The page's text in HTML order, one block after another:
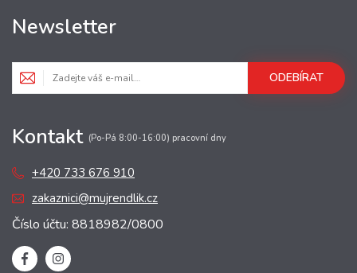
Newsletter
ODEBÍRAT
Kontakt (Po-Pá 8:00-16:00) pracovní dny
+420 733 676 910
zakaznici@mujrendlik.cz
Číslo účtu: 8818982/0800